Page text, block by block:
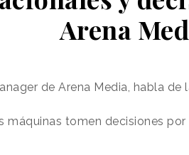
Arena
de Arena Media, habla
máquinas tomen decisiones